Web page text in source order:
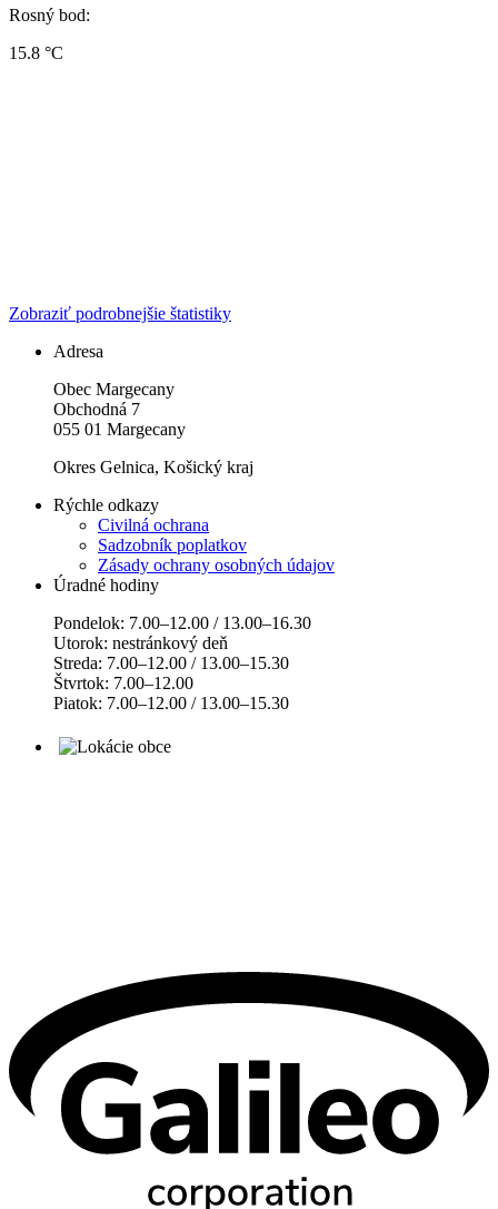
Rosný bod:
15.8 °C
Zobraziť podrobnejšie štatistiky
Adresa
Obec Margecany
Obchodná 7
055 01 Margecany
Okres Gelnica, Košický kraj
Rýchle odkazy
Civilná ochrana
Sadzobník poplatkov
Zásady ochrany osobných údajov
Úradné hodiny
Pondelok: 7.00–12.00 / 13.00–16.30
Utorok: nestránkový deň
Streda: 7.00–12.00 / 13.00–15.30
Štvrtok: 7.00–12.00
Piatok: 7.00–12.00 / 13.00–15.30